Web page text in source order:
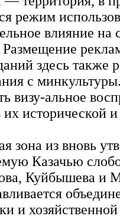
режим
влияние
здесь также
с
визу-альное
исторической
зона из вновь
Казачью
Куйбышева и
и